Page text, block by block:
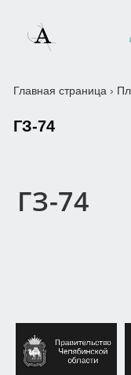
Главная страница ›
ГЗ-74
ГЗ-74